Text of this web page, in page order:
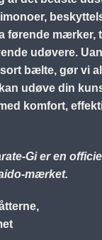
førende mærker,
udøvere.
bælte, gør vi
udøve din
komfort,
Gi er en
mærket.